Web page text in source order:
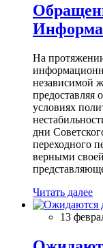
На
независимой
предоставляя
условиях
дни
переходного
верными
Читать далее
13